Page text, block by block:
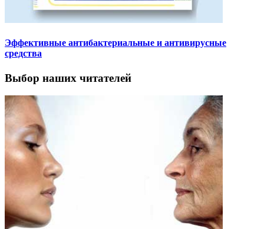
Эффективные антибактериальные и антивирусные
средства
Выбор наших читателей